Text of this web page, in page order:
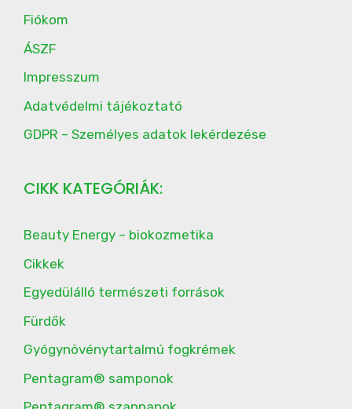
Fiókom
ÁSZF
Impresszum
Adatvédelmi tájékoztató
GDPR – Személyes adatok lekérdezése
CIKK KATEGÓRIÁK:
Beauty Energy – biokozmetika
Cikkek
Egyedülálló természeti források
Fürdők
Gyógynövénytartalmú fogkrémek
Pentagram® samponok